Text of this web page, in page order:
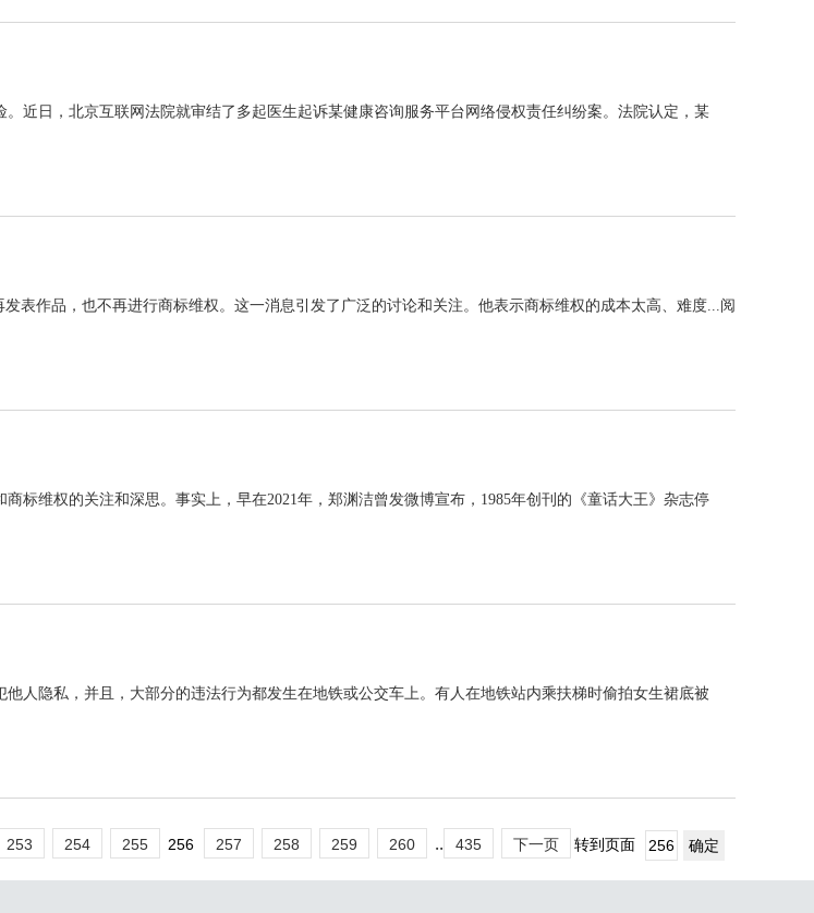
近日，北京互联网法院就审结了多起医生起诉某健康咨询服务平台网络侵权责任纠纷案。法院认定，某
表作品，也不再进行商标维权。这一消息引发了广泛的讨论和关注。他表示商标维权的成本太高、难度... 阅
标维权的关注和深思。事实上，早在2021年，郑渊洁曾发微博宣布，1985年创刊的《童话大王》杂志停
人隐私，并且，大部分的违法行为都发生在地铁或公交车上。有人在地铁站内乘扶梯时偷拍女生裙底被
253 254 255 256 257 258 259 260 .. 435 下一页 转到页面